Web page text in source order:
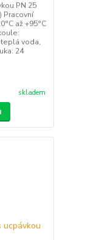
PN 25
Pracovní
až +95°C
voda,
24
skladem